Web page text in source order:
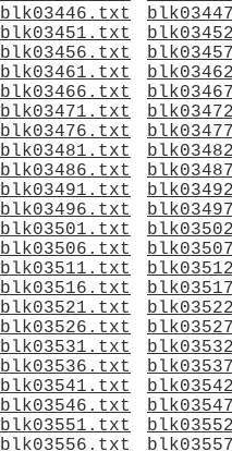
blk03446.txt
blk03451.txt
blk03456.txt
blk03461.txt
blk03466.txt
blk03471.txt
blk03476.txt
blk03481.txt
blk03486.txt
blk03491.txt
blk03496.txt
blk03501.txt
blk03506.txt
blk03511.txt
blk03516.txt
blk03521.txt
blk03526.txt
blk03531.txt
blk03536.txt
blk03541.txt
blk03546.txt
blk03551.txt
blk03556.txt